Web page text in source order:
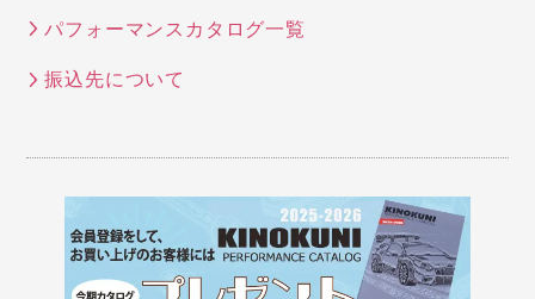
パフォーマンスカタログ一覧
振込先について